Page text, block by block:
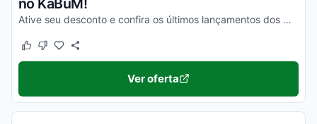
Ative seu desconto e confira os últimos lançamentos dos melhores smartphones de 2020 na loja virtual KaBuM!
Este cupom funcionou
Este cupom não funcionou
Ver oferta